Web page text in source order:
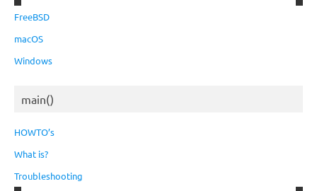
FreeBSD
macOS
Windows
main()
HOWTO’s
What is?
Troubleshooting